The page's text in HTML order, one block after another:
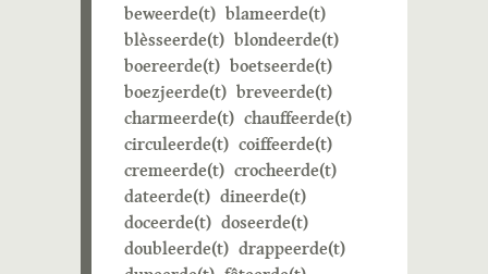
beweerde(t) blameerde(t)
blèsseerde(t) blondeerde(t)
boereerde(t) boetseerde(t)
boezjeerde(t) breveerde(t)
charmeerde(t) chauffeerde(t)
circuleerde(t) coiffeerde(t)
cremeerde(t) crocheerde(t)
dateerde(t) dineerde(t)
doceerde(t) doseerde(t)
doubleerde(t) drappeerde(t)